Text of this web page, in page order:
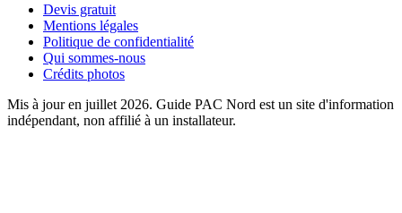
Devis gratuit
Mentions légales
Politique de confidentialité
Qui sommes-nous
Crédits photos
Mis à jour en juillet 2026. Guide PAC Nord est un site d'information
indépendant, non affilié à un installateur.